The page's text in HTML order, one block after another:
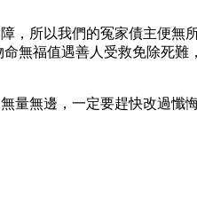
所以我們的冤家債主便無
無福值遇善人受救免除死難
無邊，一定要趕快改過懺